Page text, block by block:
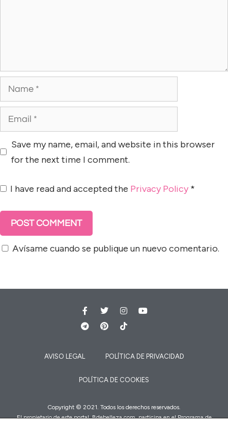
Save my name, email, and website in this browser
for the next time I comment.
I have read and accepted the Privacy Policy *
Avísame cuando se publique un nuevo comentario.
AVISO LEGAL POLÍTICA DE PRIVACIDAD
POLÍTICA DE COOKIES
Copyright © 2021. Todos los derechos reservados.
El propietario de este portal, Bdebelleza.com, participa en el Programa de